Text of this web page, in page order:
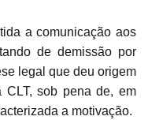
a comunicação aos
de demissão por
legal que deu origem
CLT, sob pena de, em
a motivação.